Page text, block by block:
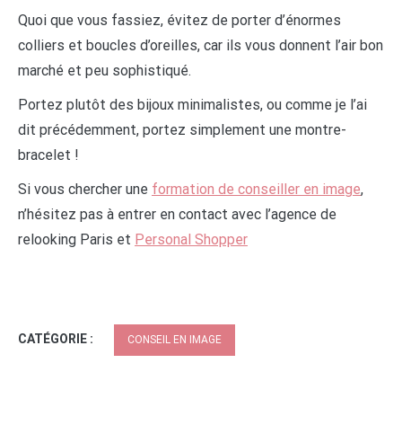
Quoi que vous fassiez, évitez de porter d’énormes
colliers et boucles d’oreilles, car ils vous donnent l’air bon
marché et peu sophistiqué.
Portez plutôt des bijoux minimalistes, ou comme je l’ai
dit précédemment, portez simplement une montre-
bracelet !
Si vous chercher une formation de conseiller en image,
n’hésitez pas à entrer en contact avec l’agence de
relooking Paris et Personal Shopper
CATÉGORIE : CONSEIL EN IMAGE